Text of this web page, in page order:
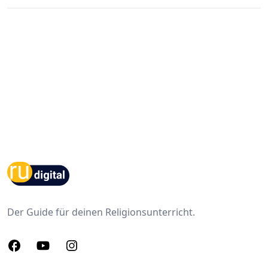
Footer
Der Guide für deinen Religionsunterricht.
FacebookYoutubeInstagram